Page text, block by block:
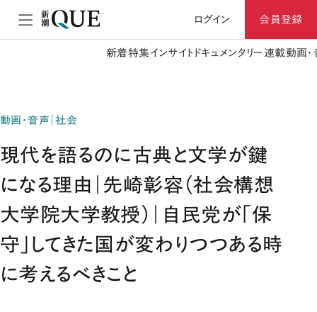
ログイン 会員登録
新着特集 インサイト ドキュメンタリー 連載動画
動画・音声｜社会
現代を語るのに古典と文学が鍵
になる理由｜先崎彰容（社会構想
大学院大学教授）｜自民党が「保
守」してきた国が変わりつつある時
に考えるべきこと